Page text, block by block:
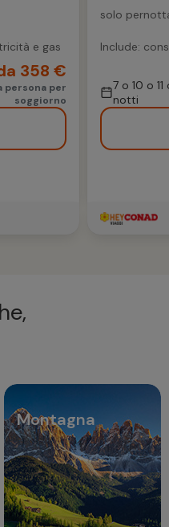
e gas
358 €
persona per
soggiorno
solo
Include:
7 o 10 o 11
notti
Montagna